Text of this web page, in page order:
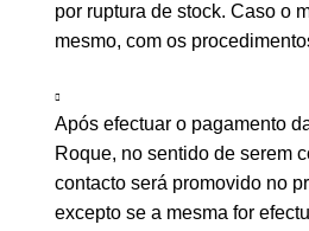
por ruptura de stock. Caso o
mesmo, com os
Após efectuar o pagamento
Roque, no sentido de serem
contacto será promovido no
excepto se a mesma for